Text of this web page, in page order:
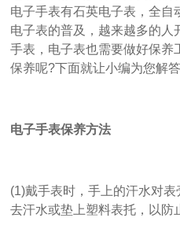
电子手表有石英电子表，全自
电子表的普及，越来越多的人
手表，电子表也需要做好保养
保养呢?下面就让小编为您解
电子手表保养方法
(1)戴手表时，手上的汗水对
去汗水或垫上塑料表托，以防